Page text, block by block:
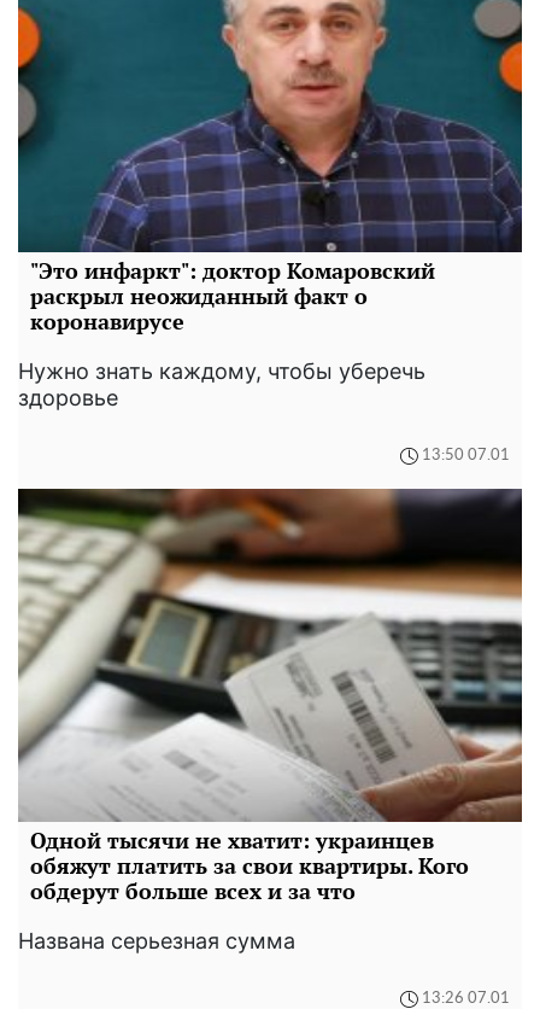
"Это инфаркт": доктор Комаровский
раскрыл неожиданный факт о
коронавирусе
Нужно знать каждому, чтобы уберечь
здоровье
13:50 07.01
Одной тысячи не хватит: украинцев
обяжут платить за свои квартиры. Кого
обдерут больше всех и за что
Названа серьезная сумма
13:26 07.01